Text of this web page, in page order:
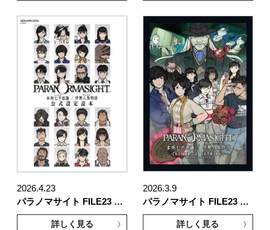
2026.4.23
パラノマサイト FILE23 …
詳しく見る
2026.3.9
パラノマサイト FILE23 …
詳しく見る